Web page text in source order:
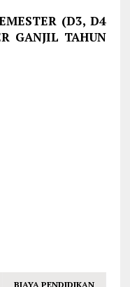
(D3, D4
GANJIL TAHUN
BIAYA PENDIDIKAN